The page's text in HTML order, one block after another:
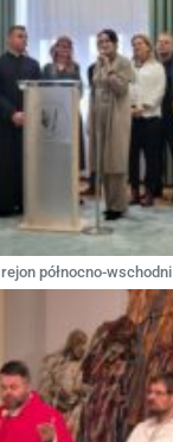
rejon północno-wschodni